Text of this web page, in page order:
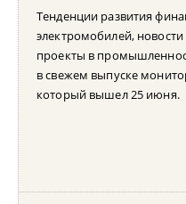
Тенденции развития
электромобилей,
проекты в
в свежем выпуске
который вышел 25 июня.